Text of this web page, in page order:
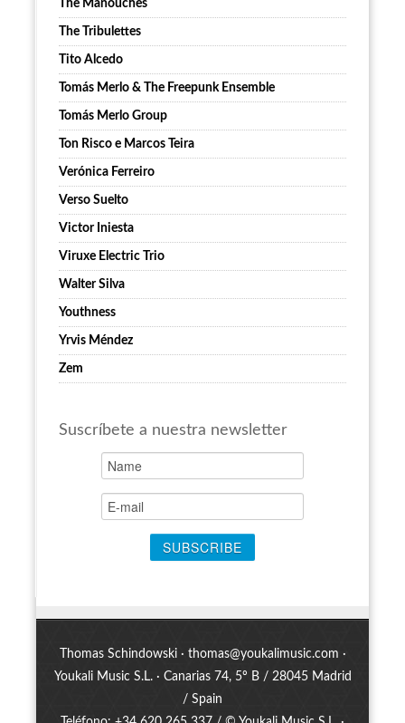
The Manouches
The Tribulettes
Tito Alcedo
Tomás Merlo & The Freepunk Ensemble
Tomás Merlo Group
Ton Risco e Marcos Teira
Verónica Ferreiro
Verso Suelto
Victor Iniesta
Viruxe Electric Trio
Walter Silva
Youthness
Yrvis Méndez
Zem
Suscríbete a nuestra newsletter
Thomas Schindowski · thomas@youkalimusic.com ·
Youkali Music S.L. · Canarias 74, 5º B / 28045 Madrid
/ Spain